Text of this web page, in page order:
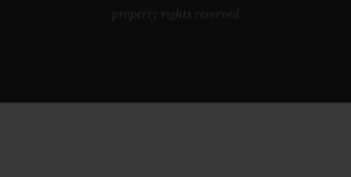
property rights reserved